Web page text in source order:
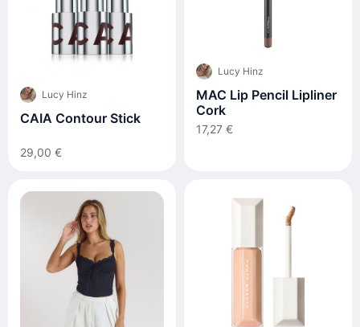
Lucy Hinz
CAIA Contour Stick
29,00 €
Lucy Hinz
MAC Lip Pencil Lipliner
Cork
17,27 €